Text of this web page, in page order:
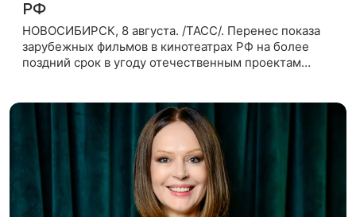
РФ
НОВОСИБИРСК, 8 августа. /ТАСС/. Перенес показа
зарубежных фильмов в кинотеатрах РФ на более
поздний срок в угоду отечественным проектам